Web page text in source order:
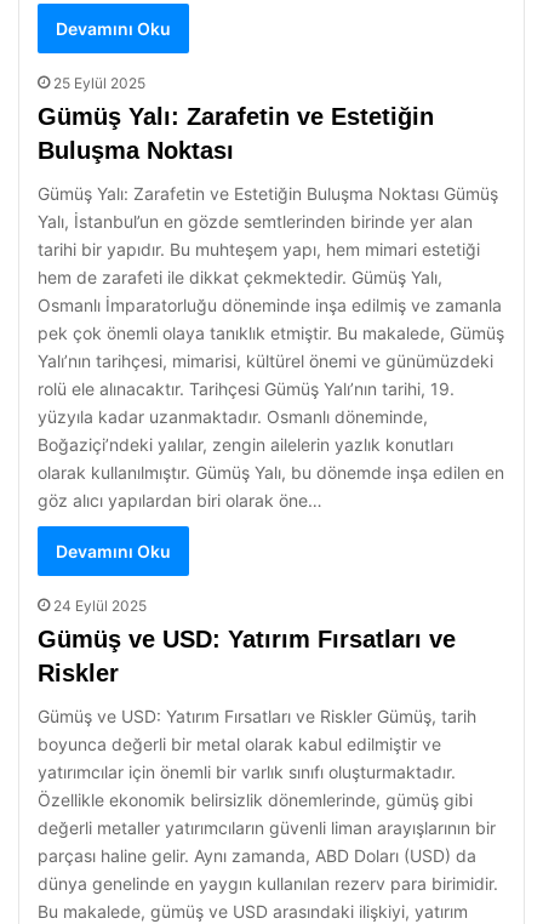
Devamını Oku
25 Eylül 2025
Gümüş Yalı: Zarafetin ve Estetiğin
Buluşma Noktası
Gümüş Yalı: Zarafetin ve Estetiğin Buluşma Noktası Gümüş
Yalı, İstanbul’un en gözde semtlerinden birinde yer alan
tarihi bir yapıdır. Bu muhteşem yapı, hem mimari estetiği
hem de zarafeti ile dikkat çekmektedir. Gümüş Yalı,
Osmanlı İmparatorluğu döneminde inşa edilmiş ve zamanla
pek çok önemli olaya tanıklık etmiştir. Bu makalede, Gümüş
Yalı’nın tarihçesi, mimarisi, kültürel önemi ve günümüzdeki
rolü ele alınacaktır. Tarihçesi Gümüş Yalı’nın tarihi, 19.
yüzyıla kadar uzanmaktadır. Osmanlı döneminde,
Boğaziçi’ndeki yalılar, zengin ailelerin yazlık konutları
olarak kullanılmıştır. Gümüş Yalı, bu dönemde inşa edilen en
göz alıcı yapılardan biri olarak öne…
Devamını Oku
24 Eylül 2025
Gümüş ve USD: Yatırım Fırsatları ve
Riskler
Gümüş ve USD: Yatırım Fırsatları ve Riskler Gümüş, tarih
boyunca değerli bir metal olarak kabul edilmiştir ve
yatırımcılar için önemli bir varlık sınıfı oluşturmaktadır.
Özellikle ekonomik belirsizlik dönemlerinde, gümüş gibi
değerli metaller yatırımcıların güvenli liman arayışlarının bir
parçası haline gelir. Aynı zamanda, ABD Doları (USD) da
dünya genelinde en yaygın kullanılan rezerv para birimidir.
Bu makalede, gümüş ve USD arasındaki ilişkiyi, yatırım